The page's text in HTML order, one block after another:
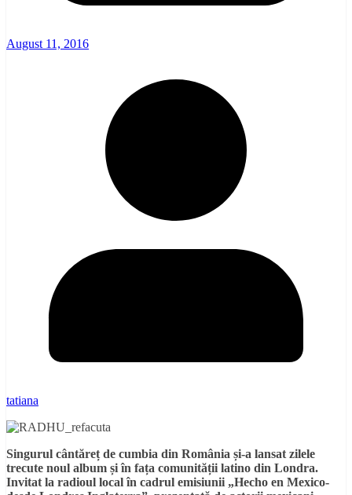
August 11, 2016
tatiana
Singurul cântăreț de cumbia din România și-a lansat zilele
trecute noul album și în fața comunității latino din Londra.
Invitat la radioul local în cadrul emisiunii „Hecho en Mexico-